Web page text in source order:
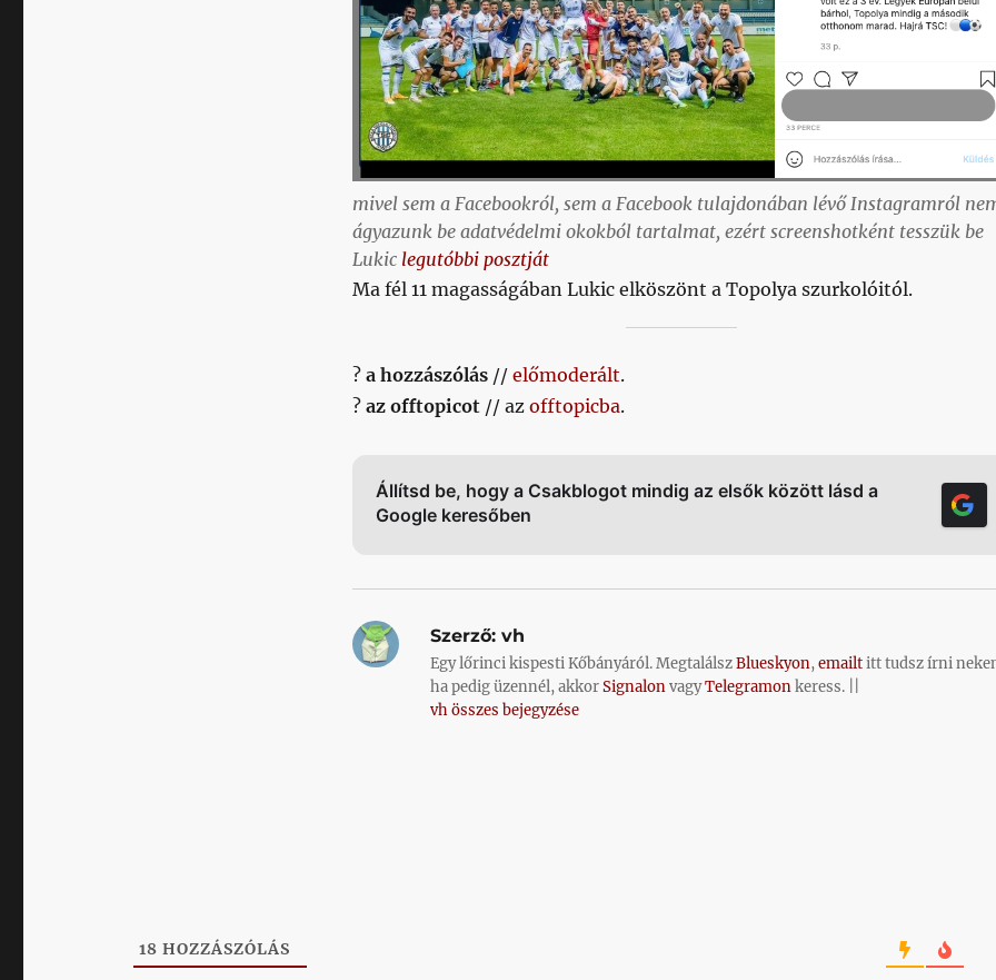
mivel sem a Facebookról, sem a Facebook tulajdonában lévő Instagramról
ágyazunk be adatvédelmi okokból tartalmat, ezért screenshotként tesszük be
Lukic legutóbbi posztját
Ma fél 11 magasságában Lukic elköszönt a Topolya szurkolóitól.
? a hozzászólás// előmoderált.
? az offtopicot // az offtopicba.
Állítsd be, hogy a Csakblogot mindig az elsők között lásd a
Google keresőben
Szerző:vh
Egy lőrinci kispesti Kőbányáról. MegtalálszBlueskyon,emailtitt tudsz írni
ha pedig üzennél, akkorSignalonvagyTelegramonkeress. ||
vh összes bejegyzése
18 HOZZÁSZÓLÁS